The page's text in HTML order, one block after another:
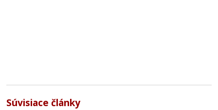
Súvisiace články